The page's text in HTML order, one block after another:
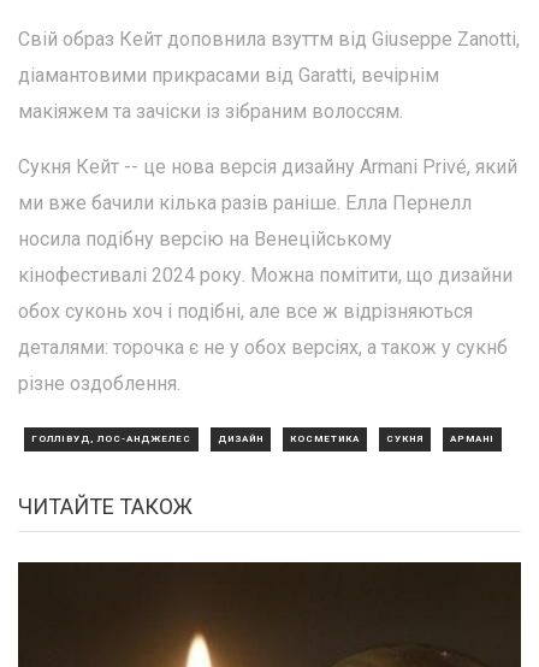
Свій образ Кейт доповнила взуттм від Giuseppe Zanotti,
діамантовими прикрасами від Garatti, вечірнім
макіяжем та зачіски із зібраним волоссям.
Сукня Кейт -- це нова версія дизайну Armani Privé, який
ми вже бачили кілька разів раніше. Елла Пернелл
носила подібну версію на Венеційському
кінофестивалі 2024 року. Можна помітити, що дизайни
обох суконь хоч і подібні, але все ж відрізняються
деталями: торочка є не у обох версіях, а також у сукнб
різне оздоблення.
ГОЛЛІВУД, ЛОС-АНДЖЕЛЕС ДИЗАЙН КОСМЕТИКА СУКНЯ АРМАНІ
ЧИТАЙТЕ ТАКОЖ